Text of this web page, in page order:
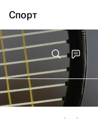
Спорт